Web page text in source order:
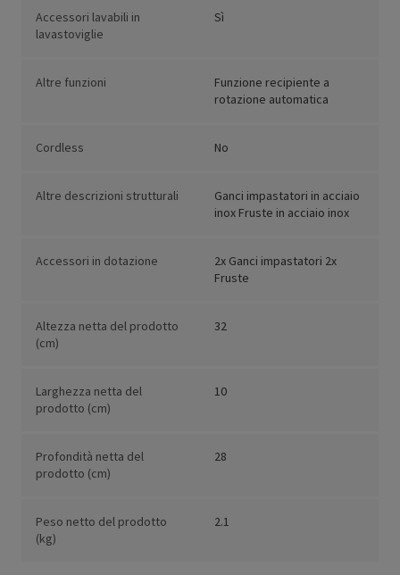
Accessori lavabili in
lavastoviglie
Sì
Altre funzioni
Funzione recipiente a
rotazione automatica
Cordless No
Altre descrizioni strutturali
Ganci impastatori in acciaio
inox Fruste in acciaio inox
Accessori in dotazione
2x Ganci impastatori 2x
Fruste
Altezza netta del prodotto
(cm)
32
Larghezza netta del
prodotto (cm)
10
Profondità netta del
prodotto (cm)
28
Peso netto del prodotto
(kg)
2.1